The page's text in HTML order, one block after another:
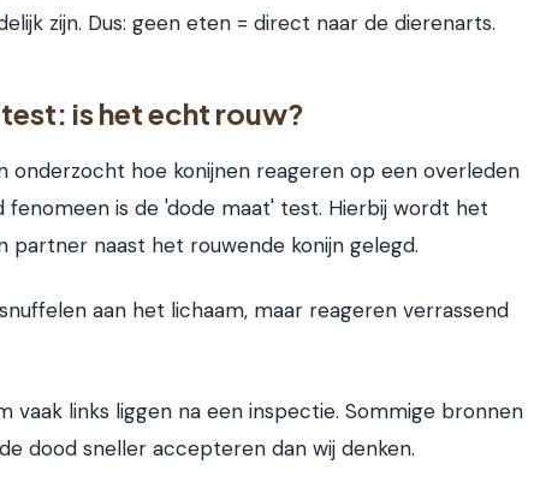
zijn. Dus: geen eten = direct naar de dierenarts.
is het echt rouw?
onderzocht hoe konijnen reageren op een overleden
fenomeen is de 'dode maat' test. Hierbij wordt het
partner naast het rouwende konijn gelegd.
aan het lichaam, maar reageren verrassend
vaak links liggen na een inspectie. Sommige bronnen
dood sneller accepteren dan wij denken.